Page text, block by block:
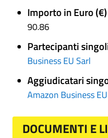
Importo in Euro
90.86
Partecipanti
Business EU Sarl
Aggiudicatari
Amazon Business
DOCUMENTI E